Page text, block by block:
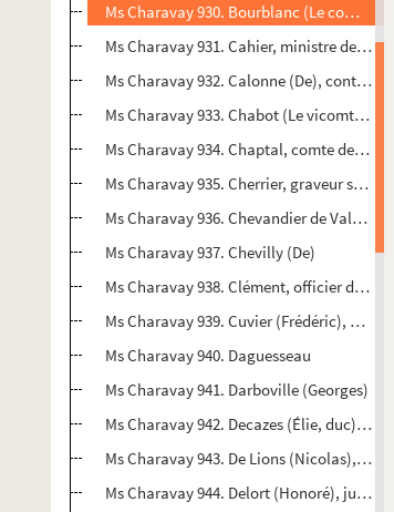
Ms Charavay 930. Bourblanc (Le comte
Ms Charavay 931. Cahier, ministre de
Ms Charavay 932. Calonne (De),
Ms Charavay 933. Chabot (Le vicomte de)
Ms Charavay 934. Chaptal, comte de
Ms Charavay 935. Cherrier, graveur sur
Ms Charavay 936. Chevandier de
Ms Charavay 937. Chevilly (De)
Ms Charavay 938. Clément, officier de santé
Ms Charavay 939. Cuvier (Frédéric),
Ms Charavay 940. Daguesseau
Ms Charavay 941. Darboville (Georges)
Ms Charavay 942. Decazes (Élie, duc),
Ms Charavay 943. De Lions (Nicolas),
Ms Charavay 944. Delort (Honoré), juge